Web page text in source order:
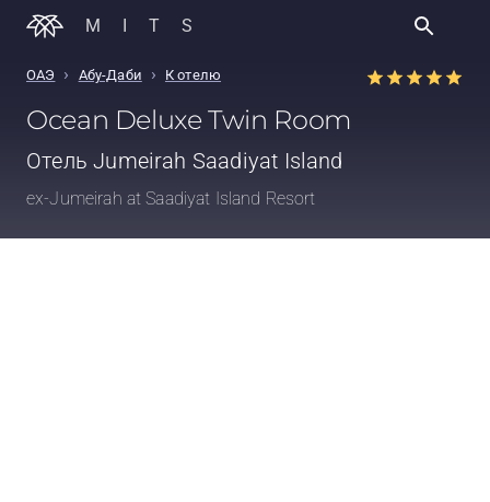
MITS
ОАЭ › Абу-Даби › К отелю
Ocean Deluxe Twin Room
ОтельJumeirah Saadiyat Island
ex-Jumeirah at Saadiyat Island Resort